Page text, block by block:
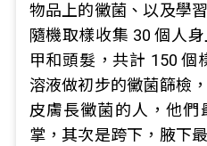
物品上的黴菌、以及學
隨機取樣收集 30 個人
甲和頭髮，共計 150 個
溶液做初步的黴菌篩檢
皮膚長黴菌的人，他們
掌，其次是跨下，腋下